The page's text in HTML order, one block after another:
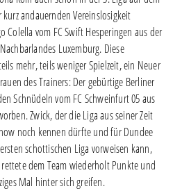
andauernden Vereinslosigkeit
Colella vom FC Swift Hesperingen aus der
Luxemburg. Diese
mehr, teils weniger Spielzeit, ein Neuer
des Trainers: Der gebürtige Berliner
Schnüdeln vom FC Schweinfurt 05 aus
Zwick, der die Liga aus seiner Zeit
noch kennen dürfte und für Dundee
schottischen Liga vorweisen kann,
dem Team wiederholt Punkte und
Mal hinter sich greifen.